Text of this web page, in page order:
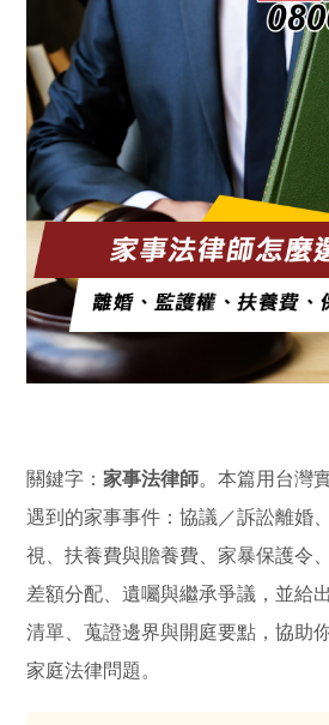
關鍵字： 家事法律師。本篇用台灣
遇到的家事事件：協議／訴訟離婚
視、扶養費與贍養費、家暴保護令
差額分配、遺囑與繼承爭議，並給
清單、蒐證邊界與開庭要點，協助
家庭法律問題。